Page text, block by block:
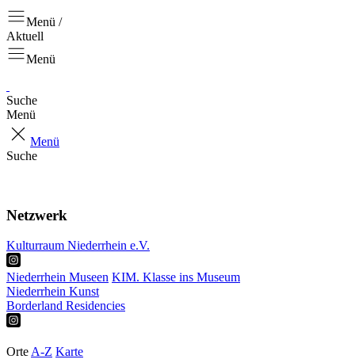
Menü /
Aktuell
Menü
Suche
Menü
Menü
Suche
Netzwerk
Kulturraum Niederrhein e.V.
Niederrhein Museen KIM. Klasse ins Museum
Niederrhein Kunst
Borderland Residencies
OrteA-Z Karte